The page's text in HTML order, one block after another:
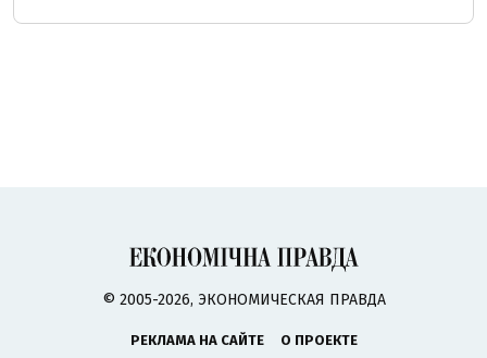
© 2005-2026, ЭКОНОМИЧЕСКАЯ ПРАВДА
РЕКЛАМА НА САЙТЕ
О ПРОЕКТЕ